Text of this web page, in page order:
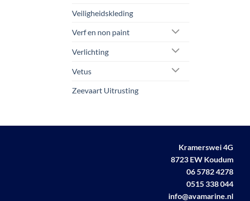
Veiligheidskleding
Verf en non paint
Verlichting
Vetus
Zeevaart Uitrusting
Kramerswei 4G
8723 EW Koudum
06 5782 4278
0515 338 044
info@avamarine.nl